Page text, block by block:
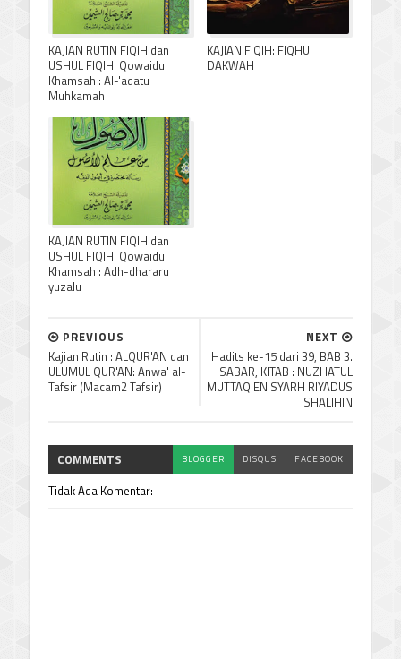
KAJIAN RUTIN FIQIH dan
USHUL FIQIH: Qowaidul
Khamsah : Al-'adatu
Muhkamah
KAJIAN FIQIH: FIQHU
DAKWAH
KAJIAN RUTIN FIQIH dan
USHUL FIQIH: Qowaidul
Khamsah : Adh-dhararu
yuzalu
NEXT
Hadits ke-15 dari 39, BAB 3.
SABAR, KITAB : NUZHATUL
MUTTAQIEN SYARH RIYADUS
SHALIHIN
PREVIOUS
Kajian Rutin : ALQUR'AN dan
ULUMUL QUR'AN: Anwa' al-
Tafsir (Macam2 Tafsir)
COMMENTS BLOGGER DISQUS FACEBOOK
Tidak Ada Komentar: